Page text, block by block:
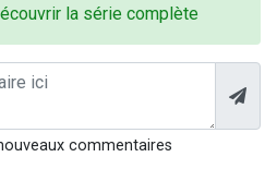
la série complète
commentaires